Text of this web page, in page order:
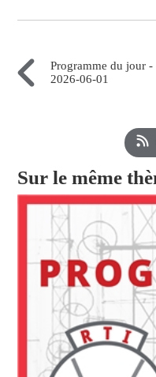
Programme du jour -
2026-06-01
Sur le même